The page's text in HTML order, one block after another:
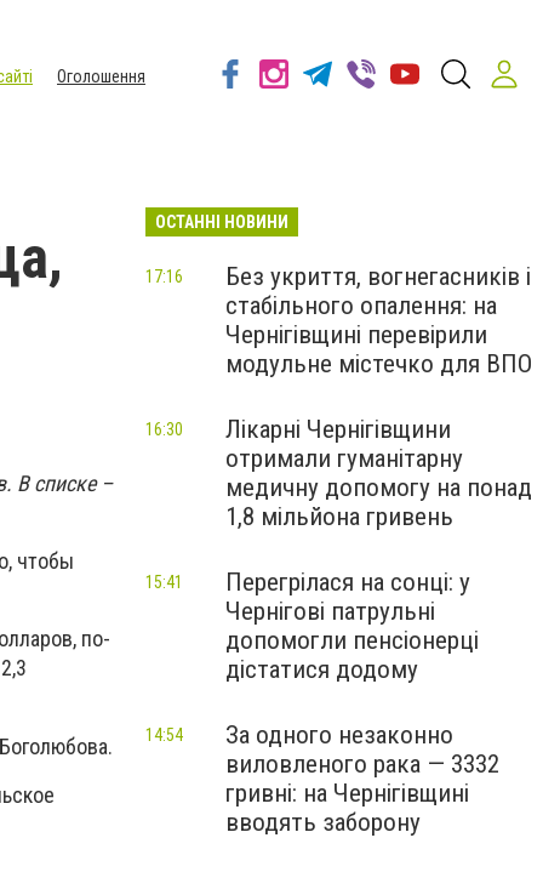
Оголошення
В списке –
чтобы
по-
ОСТАННІ НОВИНИ
Без укриття, вогнегасників і
стабільного опалення: на
Чернігівщині перевірили
модульне містечко для ВПО
17:16
Лікарні Чернігівщини
отримали гуманітарну
медичну допомогу на понад
1,8 мільйона гривень
16:30
Перегрілася на сонці: у
Чернігові патрульні
допомогли пенсіонерці
дістатися додому
15:41
За одного незаконно
виловленого рака — 3332
гривні: на Чернігівщині
вводять заборону
14:54